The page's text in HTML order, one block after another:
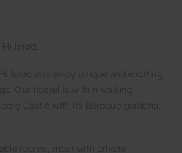
and enjoy unique and exciting
Our hostel is within walking
Castle with its Baroque gardens,
rooms, most with private